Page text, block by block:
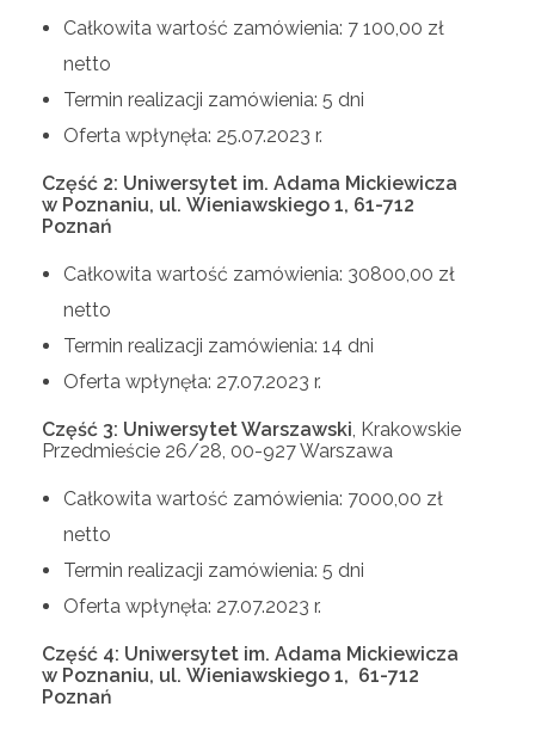
Całkowita wartość zamówienia: 7 100,00 zł
netto
Termin realizacji zamówienia: 5 dni
Oferta wpłynęła: 25.07.2023 r.
Część 2: Uniwersytet im. Adama Mickiewicza
w Poznaniu, ul. Wieniawskiego 1, 61-712
Poznań
Całkowita wartość zamówienia: 30800,00 zł
netto
Termin realizacji zamówienia: 14 dni
Oferta wpłynęła: 27.07.2023 r.
Część 3: Uniwersytet Warszawski, Krakowskie
Przedmieście 26/28, 00-927 Warszawa
Całkowita wartość zamówienia: 7000,00 zł
netto
Termin realizacji zamówienia: 5 dni
Oferta wpłynęła: 27.07.2023 r.
Część 4: Uniwersytet im. Adama Mickiewicza
w Poznaniu, ul. Wieniawskiego 1, 61-712
Poznań